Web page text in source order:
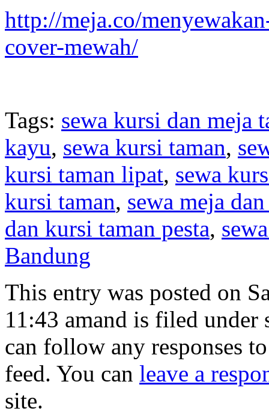
http://meja.co/
cover-mewah/
Tags: sewa kursi dan meja
kayu, sewa kursi taman,
kursi taman lipat, sewa
kursi taman, sewa meja
dan kursi taman pesta,
Bandung
This entry was posted on
11:43 amand is filed under
can follow any responses
feed. You can leave a
site.